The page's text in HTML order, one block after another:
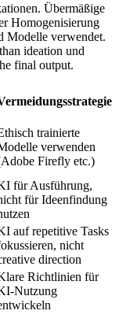
Übermäßige
Homogenisierung
Modelle verwendet.
ideation und
final output.
trainierte
verwenden
Firefly etc.)
für Ausführung,
für Ideenfindung
auf repetitive Tasks
nicht
direction
Richtlinien für
Nutzung